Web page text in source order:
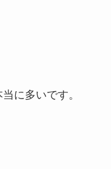
に多いです。